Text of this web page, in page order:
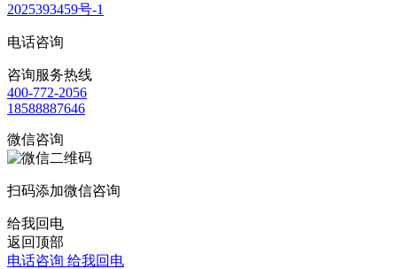
2025393459号-1
电话咨询
咨询服务热线
400-772-2056
18588887646
微信咨询
扫码添加微信咨询
给我回电
返回顶部
电话咨询 给我回电